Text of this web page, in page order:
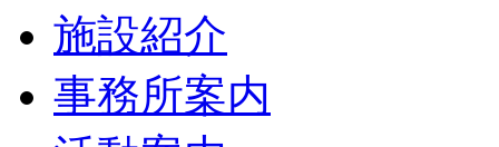
施設紹介
事務所案内